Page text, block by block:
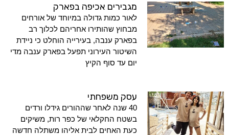
מגבירים אכיפה בפארק
לאור כמות גדולה במיוחד של אורחים
מבחוץ שהותירו אחריהם לכלוך רב
בפארק ענבה, בעירייה הוחלט כי ניידת
השיטור העירוני תפעל בפארק ענבה מדי
יום עד סוף הקיץ
עסק משפחתי
40 שנה לאחר שההורים גידלו ורדים
בשטח החקלאי של כפר רות, משיקים
כעת האחים לבית אליהו משתלה חדשה